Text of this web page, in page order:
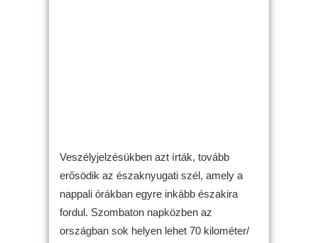
Veszélyjelzésükben azt írták, tovább
erősödik az északnyugati szél, amely a
nappali órákban egyre inkább északira
fordul. Szombaton napközben az
országban sok helyen lehet 70 kilométer/